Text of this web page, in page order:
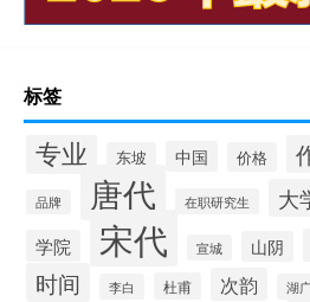
标签
专业 东坡 中国 价格
品牌 唐代 在职研究生 大
学院 宋代 宣城 山阴
时间 李白 杜甫 次韵 湖